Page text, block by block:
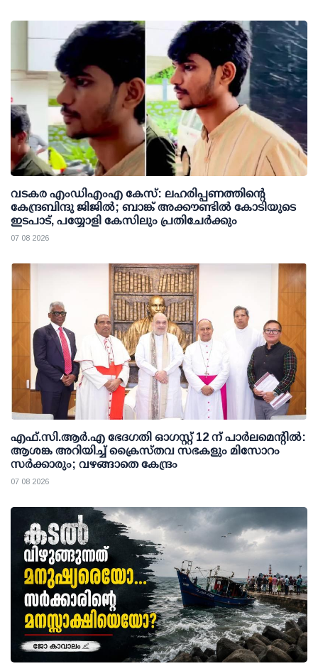
വടകര എംഡിഎംഎ കേസ്: ലഹരിപ്പണത്തിന്റെ
കേന്ദ്രബിന്ദു ജിജില്‍; ബാങ്ക് അക്കൗണ്ടില്‍ കോടിയുടെ
ഇടപാട്, പയ്യോളി കേസിലും പ്രതിചേര്‍ക്കും
07 08 2026
എഫ്.സി.ആര്‍.എ ഭേദഗതി ഓഗസ്റ്റ് 12 ന് പാര്‍ലമെന്റില്‍:
ആശങ്ക അറിയിച്ച് ക്രൈസ്തവ സഭകളും മിസോറം
സര്‍ക്കാരും; വഴങ്ങാതെ കേന്ദ്രം
07 08 2026